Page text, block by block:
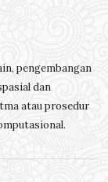
pengembangan
dan
atau prosedur